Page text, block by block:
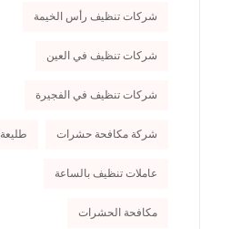
شركات تنظيف رأس الخيمة
شركات تنظيف في العين
شركات تنظيف في الفجيرة
شركة مكافحة حشرات طليعة
عاملات تنظيف بالساعة
مكافحة الحشرات